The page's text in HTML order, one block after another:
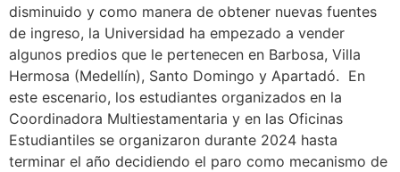
disminuido y como manera de obtener nuevas fuentes
de ingreso, la Universidad ha empezado a vender
algunos predios que le pertenecen en Barbosa, Villa
Hermosa (Medellín), Santo Domingo y Apartadó. En
este escenario, los estudiantes organizados en la
Coordinadora Multiestamentaria y en las Oficinas
Estudiantiles se organizaron durante 2024 hasta
terminar el año decidiendo el paro como mecanismo de